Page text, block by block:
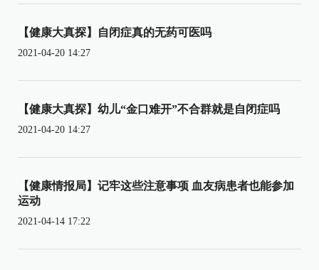
【健康大真探】自闭症真的无药可医吗
2021-04-20 14:27
【健康大真探】幼儿“金口难开”不合群就是自闭症吗
2021-04-20 14:27
【健康情报局】记牢这些注意事项 血友病患者也能参加
运动
2021-04-14 17:22